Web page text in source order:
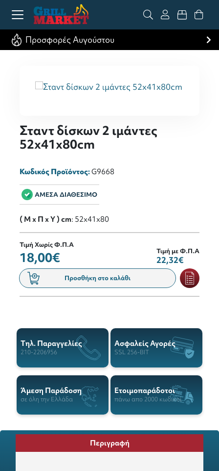
Προσφορές Αυγούστου
Σταντ δίσκων 2 ιμάντες
52x41x80cm
Κωδικός Προϊόντος:G9668
ΑΜΕΣΑ ΔΙΑΘΕΣΙΜΟ
( M x Π x Y ) cm: 52x41x80
Τιμή Χωρίς Φ.Π.Α
18,00€ Τιμή με Φ.Π.Α
22,32€
Προσθήκη στο καλάθι
Tηλ. Παραγγελίες
210-2206956
Ασφαλείς Αγορές
SSL 256-BIT
Άμεση Παράδοση
σε όλη την Ελλάδα
Ετοιμοπαράδοτοι
πάνω απο 2000 κωδικοί
Περιγραφή